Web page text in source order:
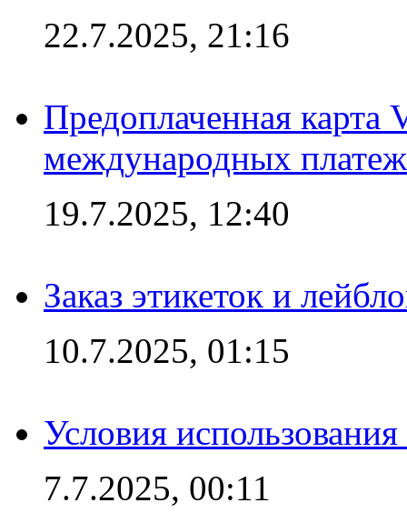
22.7.2025, 21:16
Предоплаченная карта
международных
19.7.2025, 12:40
Заказ этикеток и
10.7.2025, 01:15
Условия
7.7.2025, 00:11